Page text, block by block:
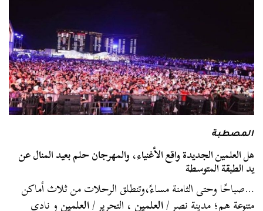
المصطبة
هل العلمين الجديدة واقع الأغنياء، والمهرجان حلم بعيد المنال عن
يد الطبقة المتوسطة
…صباحًا وحتى الثامنة مساءً،وتنطلق الرحلات من ثلاث أماكن
متنوعة هم؛ مدينة نصر /العلمين ، التحرير /العلمينو نادي